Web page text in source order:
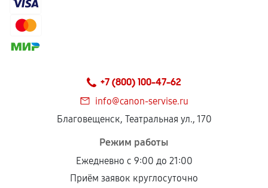
сохраняться полностью или частично, если
соблюдены следующие условия:
центром.
При этом гарантия на сами комплектующие
продавца. За качество сторонних деталей
сервисный центр ответственности не несет.
+7 (800) 100-47-62
info@canon-servise.ru
Благовещенск, Театральная ул., 170
Режим работы
Ежедневно с 9:00 до 21:00
Приём заявок круглосуточно